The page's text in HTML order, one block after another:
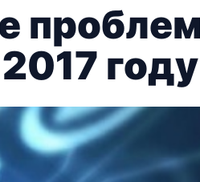
году